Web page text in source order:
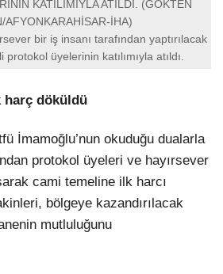
KATILIMIYLA ATILDI. (GÖKTEN
AFYONKARAHİSAR-İHA)
bir iş insanı tarafından yaptırılacak
üyelerinin katılımıyla atıldı.
harç döküldü
İmamoğlu’nun okuduğu dualarla
protokol üyeleri ve hayırsever
cami temeline ilk harcı
bölgeye kazandırılacak
mutluluğunu